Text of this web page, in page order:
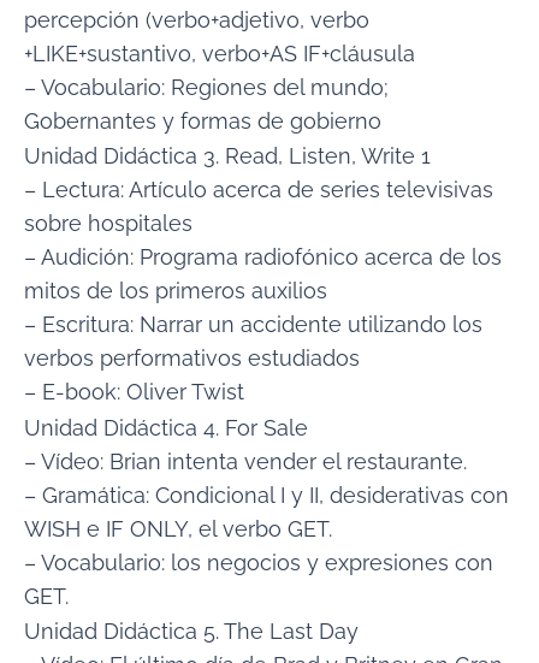
percepción (verbo+adjetivo, verbo
+LIKE+sustantivo, verbo+AS IF+cláusula
– Vocabulario: Regiones del mundo;
Gobernantes y formas de gobierno
Unidad Didáctica 3. Read, Listen, Write 1
– Lectura: Artículo acerca de series televisivas
sobre hospitales
– Audición: Programa radiofónico acerca de los
mitos de los primeros auxilios
– Escritura: Narrar un accidente utilizando los
verbos performativos estudiados
– E-book: Oliver Twist
Unidad Didáctica 4. For Sale
– Vídeo: Brian intenta vender el restaurante.
– Gramática: Condicional I y II, desiderativas con
WISH e IF ONLY, el verbo GET.
– Vocabulario: los negocios y expresiones con
GET.
Unidad Didáctica 5. The Last Day